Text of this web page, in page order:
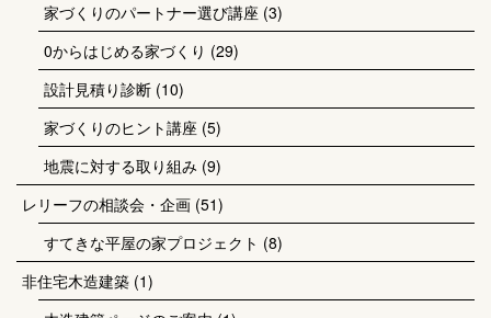
家づくりのパートナー選び講座 (3)
0からはじめる家づくり (29)
設計見積り診断 (10)
家づくりのヒント講座 (5)
地震に対する取り組み (9)
レリーフの相談会・企画 (51)
すてきな平屋の家プロジェクト (8)
非住宅木造建築 (1)